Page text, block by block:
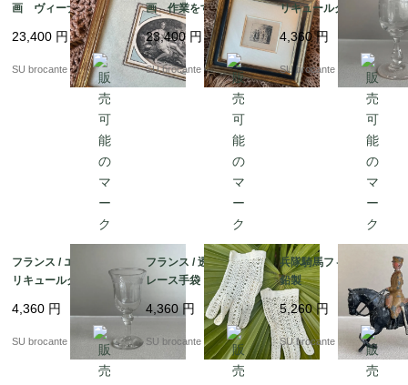
画 ヴィーナスとキュ
ーピッド 銅版画？
23,400 円
SU brocante
画 作業をする女性と
肩を組む男女 銅版
画？
23,400 円
SU brocante
リキュールグラス小2
吹きガラス
4,360円
SU brocante
フランス / エッチング
リキュールグラス小
4,360 円
SU brocante
フランス / 透かし編み
レース手袋
4,360円
SU brocante
兵隊騎馬フィギュア
鉛製
5,260円
SU brocante